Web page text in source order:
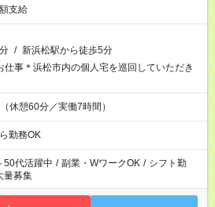
支給
/ 新浜松駅から徒歩5分
仕事＊浜松市内の個人宅を巡回していただき
休憩60分／実働7時間）
勤務OK
50代活躍中 / 副業・WワークOK / シフト勤
量募集